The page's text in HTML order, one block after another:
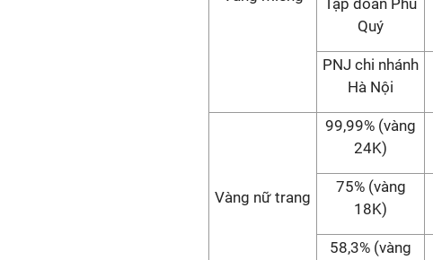
Tập đoàn Phú
Quý
PNJ chi nhánh
Hà Nội
Vàng nữ trang
99,99% (vàng
24K)
75% (vàng
18K)
58,3% (vàng